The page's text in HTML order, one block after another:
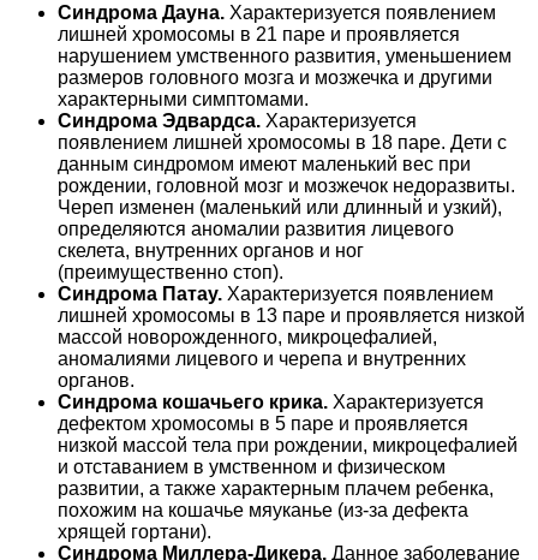
Синдрома Дауна. Характеризуется появлением
лишней хромосомы в 21 паре и проявляется
нарушением умственного развития, уменьшением
размеров головного мозга и мозжечка и другими
характерными симптомами.
Синдрома Эдвардса. Характеризуется
появлением лишней хромосомы в 18 паре. Дети с
данным синдромом имеют маленький вес при
рождении, головной мозг и мозжечок недоразвиты.
Череп изменен (маленький или длинный и узкий),
определяются аномалии развития лицевого
скелета, внутренних органов и ног
(преимущественно стоп).
Синдрома Патау. Характеризуется появлением
лишней хромосомы в 13 паре и проявляется низкой
массой новорожденного, микроцефалией,
аномалиями лицевого и черепа и внутренних
органов.
Синдрома кошачьего крика. Характеризуется
дефектом хромосомы в 5 паре и проявляется
низкой массой тела при рождении, микроцефалией
и отставанием в умственном и физическом
развитии, а также характерным плачем ребенка,
похожим на кошачье мяуканье (из-за дефекта
хрящей гортани).
Синдрома Миллера-Дикера. Данное заболевание